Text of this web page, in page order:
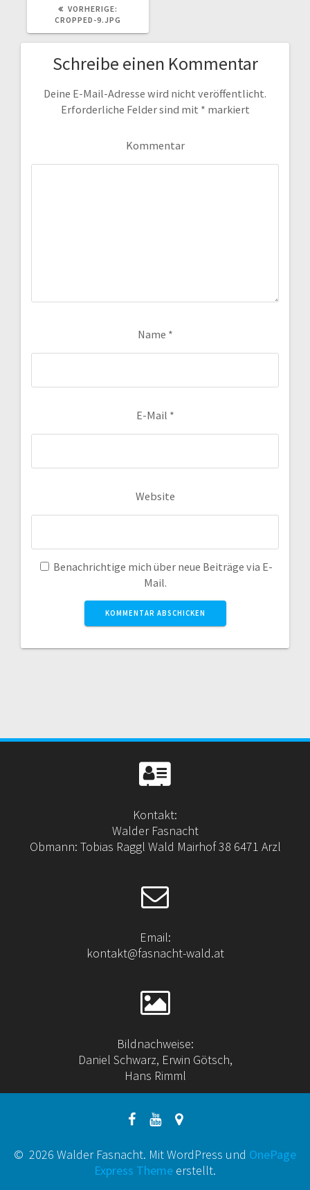
VORHERIGE:
BEITRAG:
CROPPED-9.JPG
Schreibe einen Kommentar
Deine E-Mail-Adresse wird nicht veröffentlicht.
Erforderliche Felder sind mit * markiert
Kommentar
Name *
E-Mail *
Website
Benachrichtige mich über neue Beiträge via E-
Mail.
Kontakt:
Walder Fasnacht
Obmann: Tobias Raggl Wald Mairhof 38 6471 Arzl
Email:
kontakt@fasnacht-wald.at
Bildnachweise:
Daniel Schwarz, Erwin Götsch,
Hans Rimml
© 2026 Walder Fasnacht. Mit WordPress und OnePage
Express Theme erstellt.